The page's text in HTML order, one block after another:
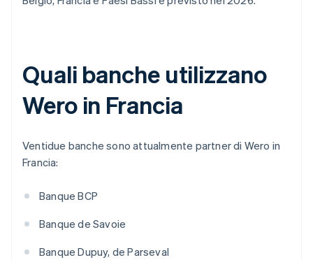
Quali banche utilizzano
Wero in Francia
Ventidue banche sono attualmente partner di Wero in
Francia:
Banque BCP
Banque de Savoie
Banque Dupuy, de Parseval